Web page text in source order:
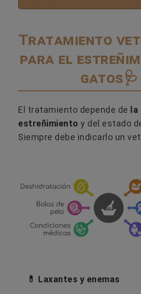
Tratamiento
para el
gatos🩺
El tratamiento depende de
estreñimiento y del estado
Siempre debe indicarlo un
💊 Laxantes y enemas